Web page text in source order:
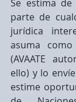
Se estima
parte de
jurídica
asuma
(AVAATE
ello) y lo
estime